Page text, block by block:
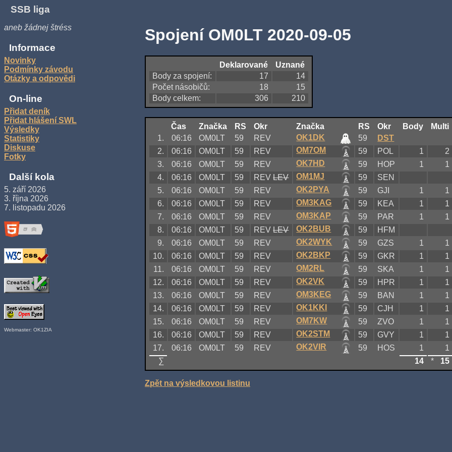
SSB liga
aneb žádnej štréss
Informace
Novinky
Podmínky závodu
Otázky a odpovědi
On-line
Přidat deník
Přidat hlášení SWL
Výsledky
Statistiky
Diskuse
Fotky
Další kola
5. září 2026
3. října 2026
7. listopadu 2026
Webmaster: OK1ZIA
Spojení OM0LT 2020-09-05
Deklarované
Uznané
Body za spojení:
17
14
Počet násobičů:
18
15
Body celkem:
306 210
Čas Značka RS Okr Značka RS Okr Body Multi
1.
06:16 OM0LT 59 REV OK1DK 59 DST
2.
06:16 OM0LT 59 REV OM7OM 59 POL 1
2
3.
06:16 OM0LT 59 REV OK7HD 59 HOP 1
1
4.
06:16 OM0LT 59 REV LEV OM1MJ 59 SEN
5.
06:16 OM0LT 59 REV OK2PYA 59 GJI 1
1
6.
06:16 OM0LT 59 REV OM3KAG 59 KEA 1
1
7.
06:16 OM0LT 59 REV OM3KAP 59 PAR 1
1
8.
06:16 OM0LT 59 REV LEV OK2BUB 59 HFM
9.
06:16 OM0LT 59 REV OK2WYK 59 GZS 1
1
10.
06:16 OM0LT 59 REV OK2BKP 59 GKR 1
1
11.
06:16 OM0LT 59 REV OM2RL 59 SKA 1
1
12.
06:16 OM0LT 59 REV OK2VK 59 HPR 1
1
13.
06:16 OM0LT 59 REV OM3KEG 59 BAN 1
1
14.
06:16 OM0LT 59 REV OK1KKI 59 CJH 1
1
15.
06:16 OM0LT 59 REV OM7KW 59 ZVO 1
1
16.
06:16 OM0LT 59 REV OK2STM 59 GVY 1
1
17.
06:16 OM0LT 59 REV OK2VIR 59 HOS 1
1
∑
14 * 15
Zpět na výsledkovou listinu